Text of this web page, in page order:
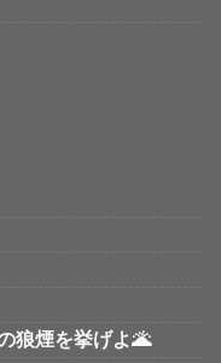
狼煙を挙げよ🌋